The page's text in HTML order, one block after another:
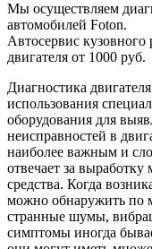
Мы осуществляем
автомобилей Foton.
Автосервис кузовного
двигателя от 1000 руб.
Диагностика
использования
оборудования для
неисправностей в
наиболее важным и
отвечает за
средства. Когда
можно обнаружить по
странные шумы,
симптомы иногда